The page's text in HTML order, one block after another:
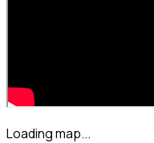
Loading map...